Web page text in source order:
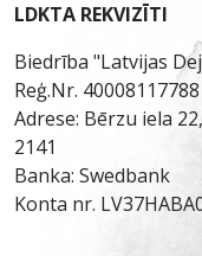
LDKTA REKVIZĪTI
Biedrība "Latvijas
Reģ.Nr. 40008117788
Adrese: Bērzu iela
2141
Banka: Swedbank
Konta nr.